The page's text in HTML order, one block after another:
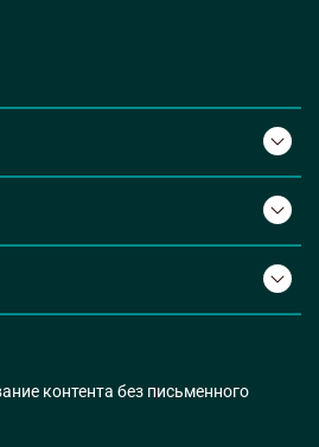
контента без письменного